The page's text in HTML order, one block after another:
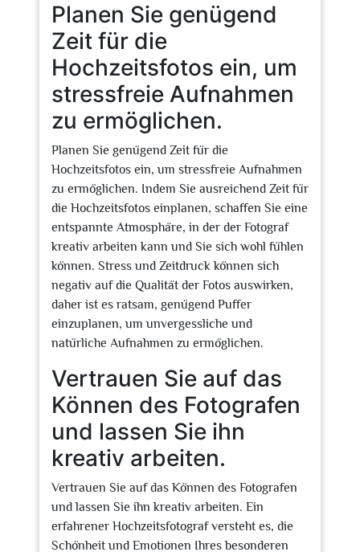
Planen Sie genügend
Zeit für die
Hochzeitsfotos ein, um
stressfreie Aufnahmen
zu ermöglichen.
Planen Sie genügend Zeit für die
Hochzeitsfotos ein, um stressfreie Aufnahmen
zu ermöglichen. Indem Sie ausreichend Zeit für
die Hochzeitsfotos einplanen, schaffen Sie eine
entspannte Atmosphäre, in der der Fotograf
kreativ arbeiten kann und Sie sich wohl fühlen
können. Stress und Zeitdruck können sich
negativ auf die Qualität der Fotos auswirken,
daher ist es ratsam, genügend Puffer
einzuplanen, um unvergessliche und
natürliche Aufnahmen zu ermöglichen.
Vertrauen Sie auf das
Können des Fotografen
und lassen Sie ihn
kreativ arbeiten.
Vertrauen Sie auf das Können des Fotografen
und lassen Sie ihn kreativ arbeiten. Ein
erfahrener Hochzeitsfotograf versteht es, die
Schönheit und Emotionen Ihres besonderen